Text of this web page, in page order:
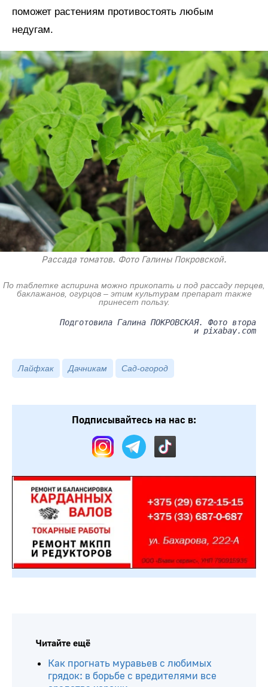
поможет растениям противостоять любым
недугам.
Рассада томатов. Фото Галины Покровской.
По таблетке аспирина можно прикопать и под рассаду перцев,
баклажанов, огурцов – этим культурам препарат также
принесет пользу.
Подготовила Галина ПОКРОВСКАЯ. Фото втора
и pixabay.com
Лайфхак Дачникам Сад-огород
Подписывайтесь на нас в:
Читайте ещё
Как прогнать муравьев с любимых
грядок: в борьбе с вредителями все